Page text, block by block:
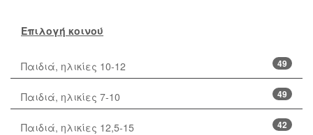
Επιλογή κοινού
49
Παιδιά, ηλικίες 10-12
49
Παιδιά, ηλικίες 7-10
42
Παιδιά, ηλικίες 12,5-15